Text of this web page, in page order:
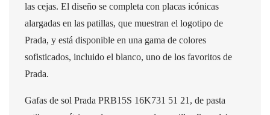
las cejas. El diseño se completa con placas icónicas
alargadas en las patillas, que muestran el logotipo de
Prada, y está disponible en una gama de colores
sofisticados, incluido el blanco, uno de los favoritos de
Prada.
Gafas de sol Prada PRB15S 16K731 51 21, de pasta